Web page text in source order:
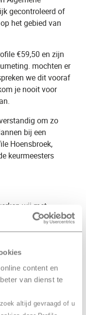
content en
van dienst te
altijd gevraagd of u
gecontroleerd of
​ op het gebied van
€59,50 en zijn
mochten er
we dit vooraf
je nooit voor
om zo
bij een
Hoensbroek,
keurmeesters
wij met
beschikken
verschillende
particuliere als de
wij
en
​zomerbanden​
​.